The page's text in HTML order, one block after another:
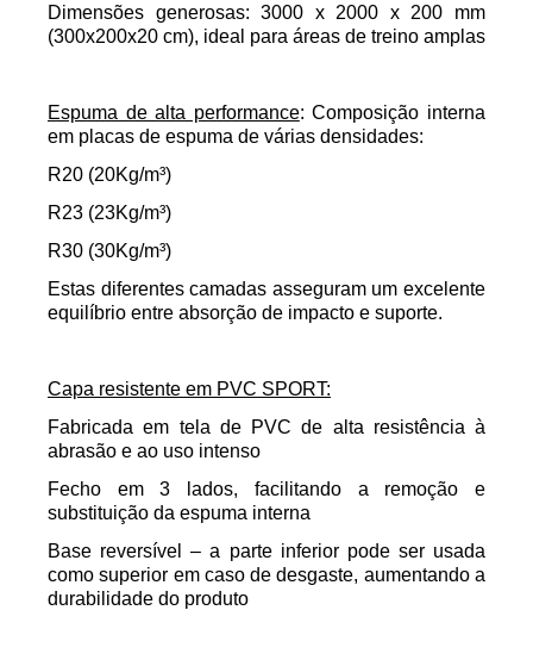
Dimensões generosas: 3000 x 2000 x 200 mm
(300x200x20 cm), ideal para áreas de treino amplas
Espuma de alta performance: Composição interna
em placas de espuma de várias densidades:
R20 (20Kg/m³)
R23 (23Kg/m³)
R30 (30Kg/m³)
Estas diferentes camadas asseguram um excelente
equilíbrio entre absorção de impacto e suporte.
Capa resistente em PVC SPORT:
Fabricada em tela de PVC de alta resistência à
abrasão e ao uso intenso
Fecho em 3 lados, facilitando a remoção e
substituição da espuma interna
Base reversível – a parte inferior pode ser usada
como superior em caso de desgaste, aumentando a
durabilidade do produto